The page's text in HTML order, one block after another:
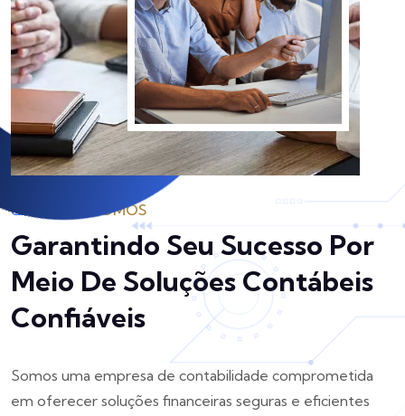
QUEM SOMOS
Garantindo Seu Sucesso Por
Meio De Soluções Contábeis
Confiáveis
Somos uma empresa de contabilidade comprometida
em oferecer soluções financeiras seguras e eficientes